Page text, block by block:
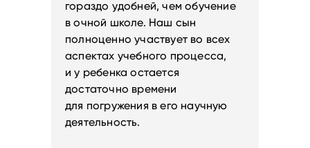
гораздо удобней, чем обучение
в очной школе. Наш сын
полноценно участвует во всех
аспектах учебного процесса,
и у ребенка остается
достаточно времени
для погружения в его научную
деятельность.